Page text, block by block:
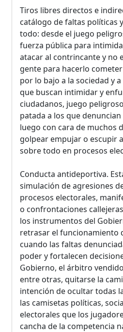
Tiros libres directos e
catálogo de faltas políticas
todo: desde el juego
fuerza pública para
atacar al contrincante y no
gente para hacerlo
por lo bajo a la sociedad y
que buscan intimidar y
ciudadanos, juego
patada a los que
luego con cara de muchos
golpear empujar o escupir
sobre todo en procesos
Conducta antideportiva.
simulación de agresiones
procesos electorales,
o confrontaciones
los instrumentos del
retrasar el funcionamiento
cuando las faltas
poder y fortalecen
Gobierno, el árbitro
entre otras, quitarse la
intención de ocultar todas
las camisetas políticas,
electorales que los
cancha de la competencia